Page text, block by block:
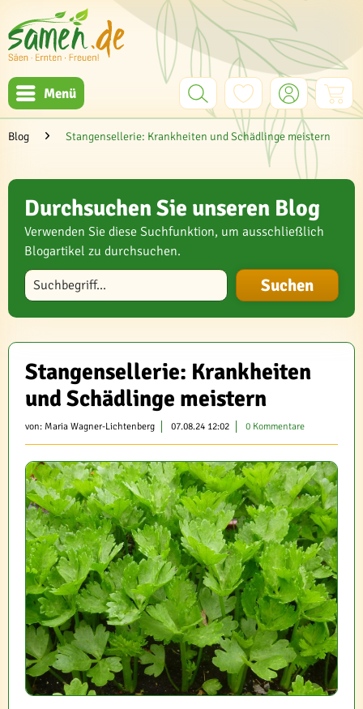
Menü
Blog Stangensellerie: Krankheiten und Schädlinge meistern
Durchsuchen Sie unseren Blog
Verwenden Sie diese Suchfunktion, um ausschließlich
Blogartikel zu durchsuchen.
Blog durchsuchen
Stangensellerie: Krankheiten
und Schädlinge meistern
von: Maria Wagner-Lichtenberg 07.08.24 12:02 0 Kommentare